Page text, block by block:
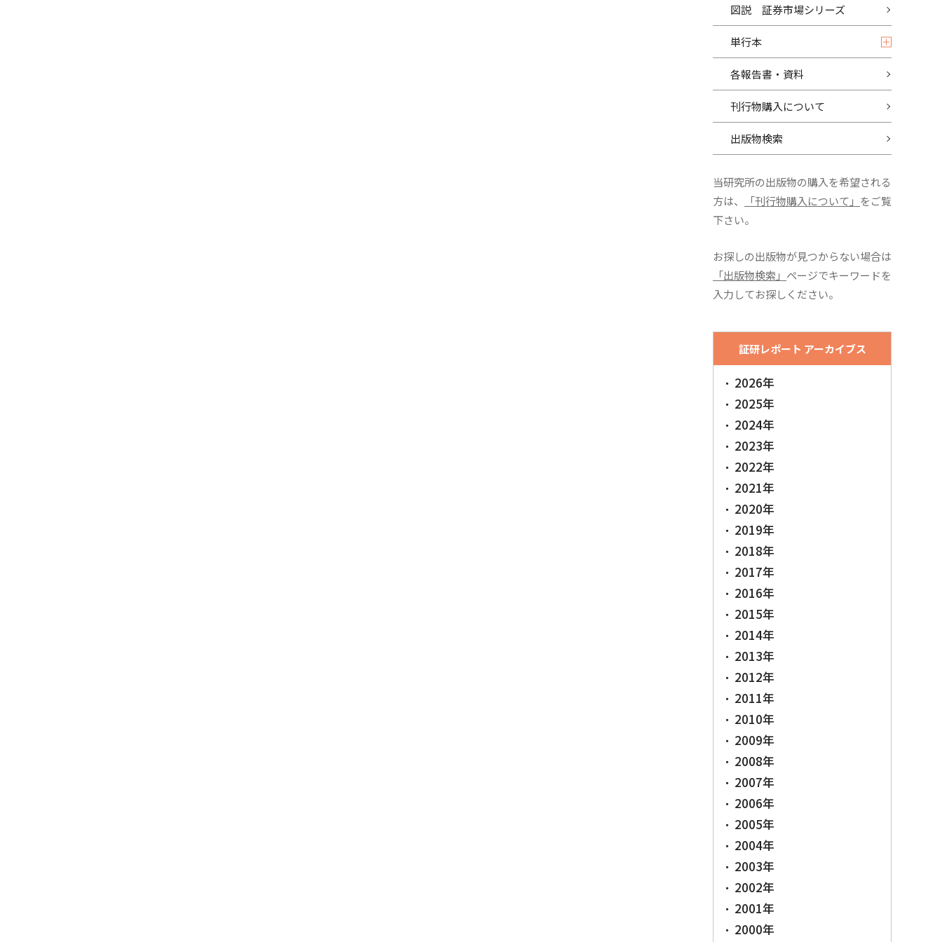
図説 証券市場シリーズ
単行本
各報告書・資料
刊行物購入について
出版物検索
当研究所の出版物の購入を希望される
方は、
「刊行物購入について」 をご覧
下さい。
お探しの出版物が見つからない場合は
「出版物検索」 ページでキーワードを
入力してお探しください。
証研レポート アーカイブス
2026年
2025年
2024年
2023年
2022年
2021年
2020年
2019年
2018年
2017年
2016年
2015年
2014年
2013年
2012年
2011年
2010年
2009年
2008年
2007年
2006年
2005年
2004年
2003年
2002年
2001年
2000年